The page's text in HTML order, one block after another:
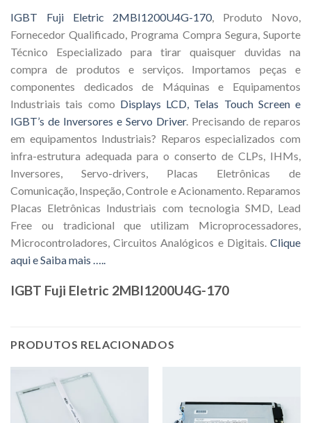
IGBT Fuji Eletric 2MBI1200U4G-170, Produto Novo,
Fornecedor Qualificado, Programa Compra Segura, Suporte
Técnico Especializado para tirar quaisquer duvidas na
compra de produtos e serviços. Importamos peças e
componentes dedicados de Máquinas e Equipamentos
Industriais tais como Displays LCD, Telas Touch Screen e
IGBT’s de Inversores e Servo Driver. Precisando de reparos
em equipamentos Industriais? Reparos especializados com
infra-estrutura adequada para o conserto de CLPs, IHMs,
Inversores, Servo-drivers, Placas Eletrônicas de
Comunicação, Inspeção, Controle e Acionamento. Reparamos
Placas Eletrônicas Industriais com tecnologia SMD, Lead
Free ou tradicional que utilizam Microprocessadores,
Microcontroladores, Circuitos Analógicos e Digitais. Clique
aqui e Saiba mais …..
IGBT Fuji Eletric 2MBI1200U4G-170
PRODUTOS RELACIONADOS